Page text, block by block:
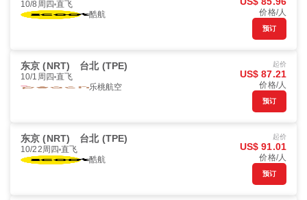
10/8周四 直飞
酷航
价格/人
预订
东京 (NRT) 台北 (TPE)
10/1周四 直飞
乐桃航空
起价
US$ 87.21
价格/人
预订
东京 (NRT) 台北 (TPE)
10/22周四 直飞
酷航
起价
US$ 91.01
价格/人
预订